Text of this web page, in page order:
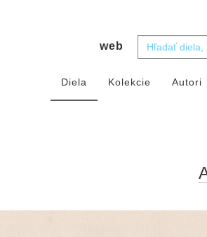
web
Diela Kolekcie Autori